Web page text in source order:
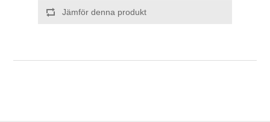
Jämför denna produkt